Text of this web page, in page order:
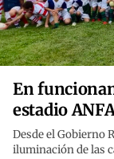
En
estadio
Desde el Gobierno
iluminación de las